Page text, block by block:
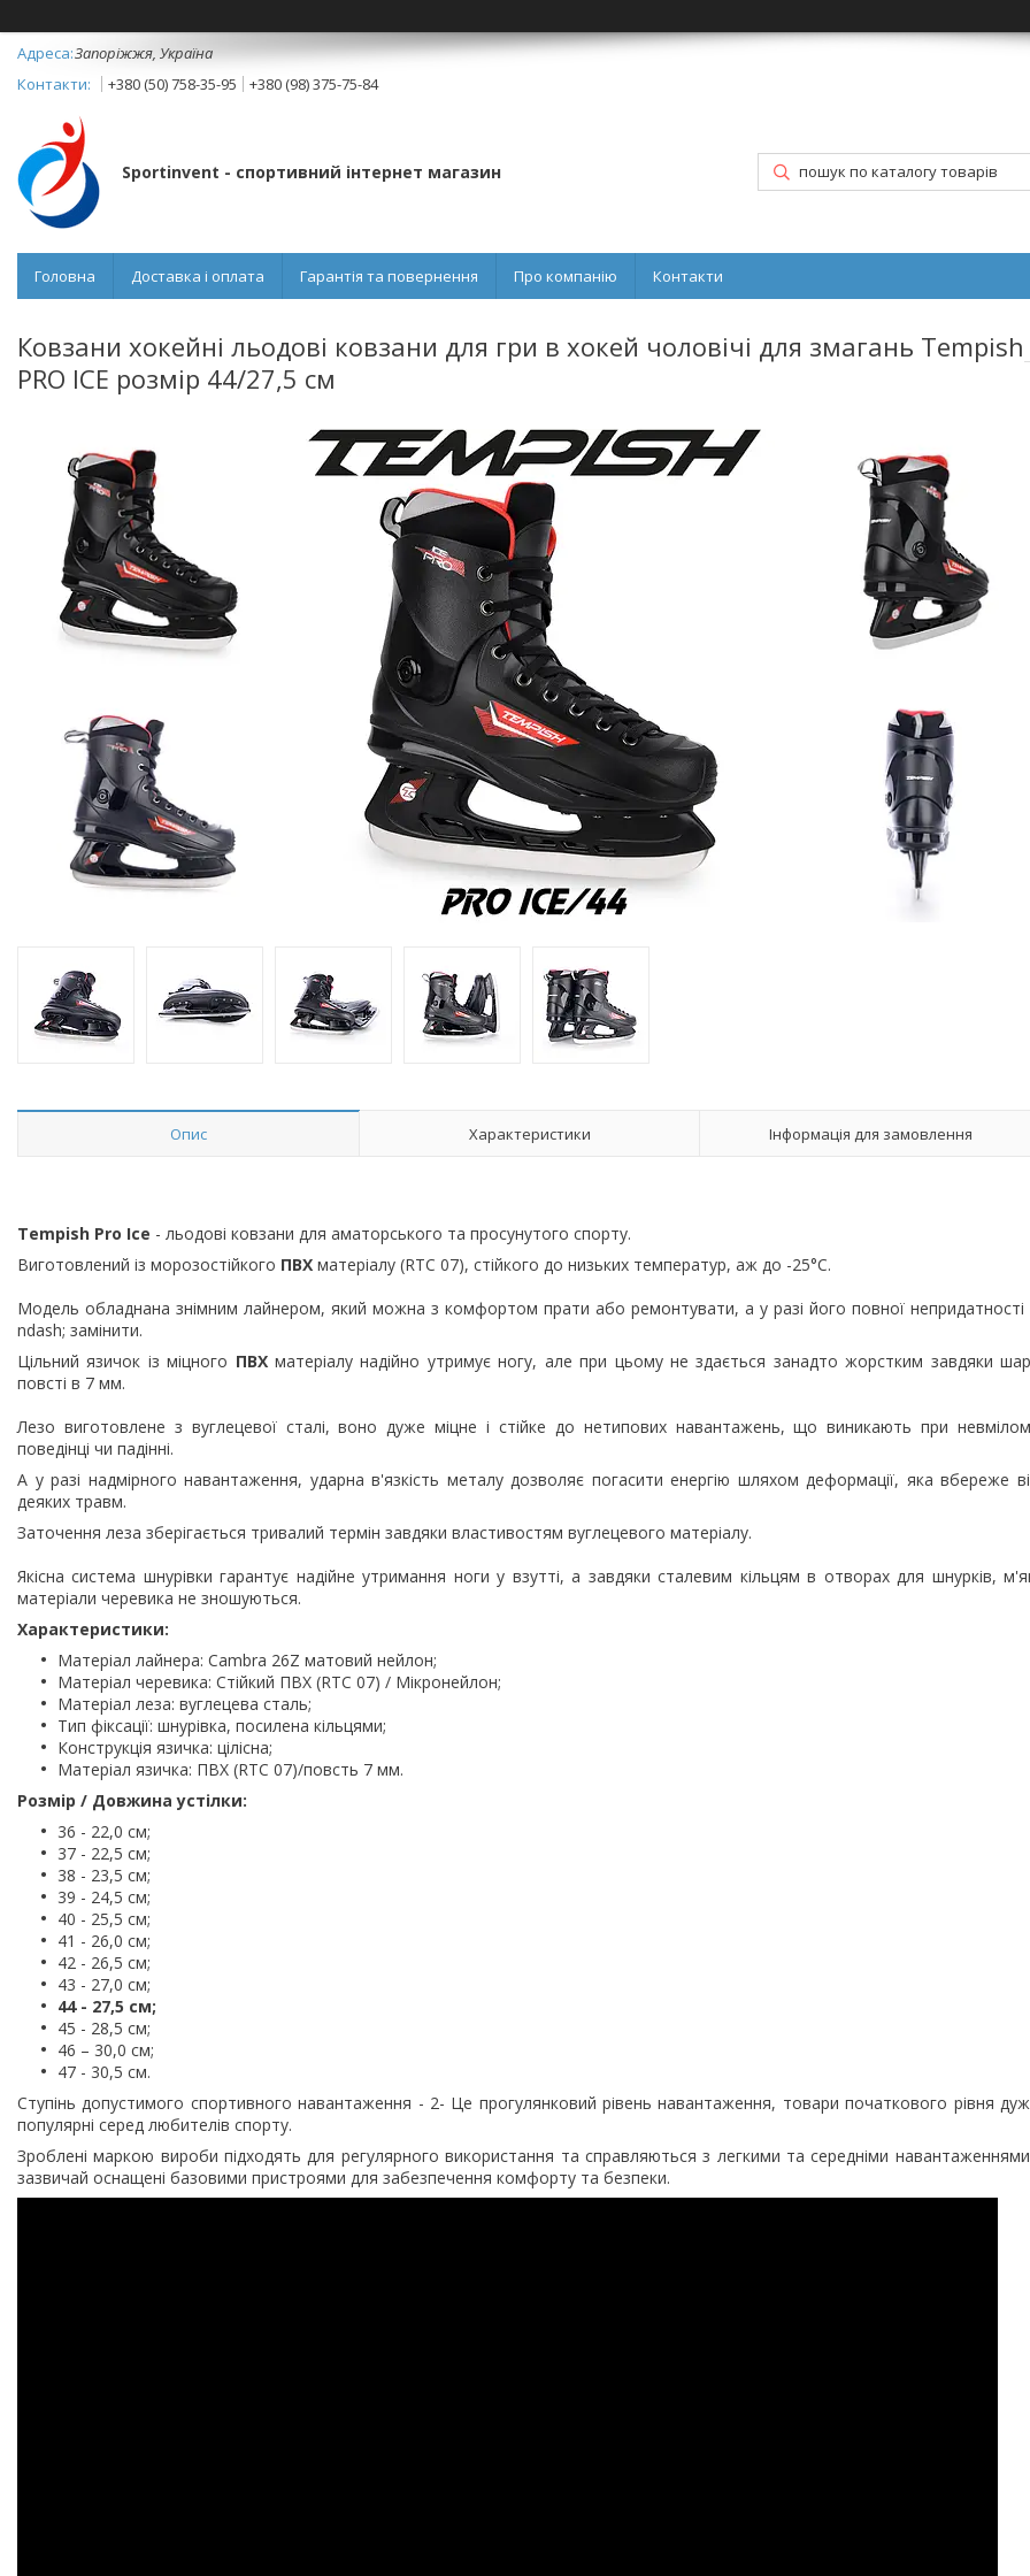
Запоріжжя, Україна
+380 (50) 758-35-95
+380 (98) 375-75-84
Sportinvent - спортивний інтернет магазин
Головна Доставка і оплата Гарантія та повернення Про компанію Контакти
Ковзани хокейні льодові ковзани для гри в хокей чоловічі для змагань Tempish
PRO ICE розмір 44/27,5 см
Опис Характеристики Інформація для замовлення
Tempish Pro Ice - льодові ковзани для аматорського та просунутого спорту.
Виготовлений із морозостійкого ПВХ матеріалу (RTC 07), стійкого до низьких температур, аж до -25°C.
Модель обладнана знімним лайнером, який можна з комфортом прати або ремонтувати, а у разі його повної непридатності
ndash; замінити.
Цільний язичок із міцного ПВХматеріалу надійно утримує ногу, але при цьому не здається занадто жорстким завдяки
повсті в 7 мм.
Лезо виготовлене з вуглецевої сталі, воно дуже міцне і стійке до нетипових навантажень, що виникають при
поведінці чи падінні.
А у разі надмірного навантаження, ударна в'язкість металу дозволяє погасити енергію шляхом деформації, яка вбереже
деяких травм.
Заточення леза зберігається тривалий термін завдяки властивостям вуглецевого матеріалу.
Якісна система шнурівки гарантує надійне утримання ноги у взутті, а завдяки сталевим кільцям в отворах для шнурків,
матеріали черевика не зношуються.
Характеристики:
Матеріал лайнера: Cambra 26Z матовий нейлон;
Матеріал черевика: Стійкий ПВХ (RTC 07) / Мікронейлон;
Матеріал леза: вуглецева сталь;
Тип фіксації: шнурівка, посилена кільцями;
Конструкція язичка: цілісна;
Матеріал язичка: ПВХ (RTC 07)/повсть 7 мм.
Розмір / Довжина устілки:
36 - 22,0 см;
37 - 22,5 см;
38 - 23,5 см;
39 - 24,5 см;
40 - 25,5 см;
41 - 26,0 см;
42 - 26,5 см;
43 - 27,0 см;
44 - 27,5 см;
45 - 28,5 см;
46 – 30,0 см;
47 - 30,5 см.
Ступінь допустимого спортивного навантаження - 2- Це прогулянковий рівень навантаження, товари початкового рівня
популярні серед любителів спорту.
Зроблені маркою вироби підходять для регулярного використання та справляються з легкими та середніми навантаженнями
зазвичай оснащені базовими пристроями для забезпечення комфорту та безпеки.